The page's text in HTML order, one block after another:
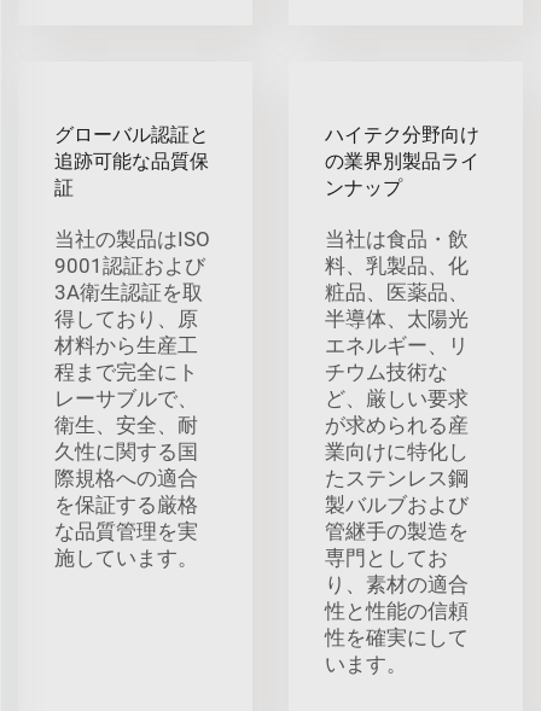
グローバル認証と
追跡可能な品質保
証
当社の製品はISO
9001認証および
3A衛生認証を取
得しており、原
材料から生産工
程まで完全にト
レーサブルで、
衛生、安全、耐
久性に関する国
際規格への適合
を保証する厳格
な品質管理を実
施しています。
ハイテク分野向け
の業界別製品ライ
ンナップ
当社は食品・飲
料、乳製品、化
粧品、医薬品、
半導体、太陽光
エネルギー、リ
チウム技術な
ど、厳しい要求
が求められる産
業向けに特化し
たステンレス鋼
製バルブおよび
管継手の製造を
専門としてお
り、素材の適合
性と性能の信頼
性を確実にして
います。